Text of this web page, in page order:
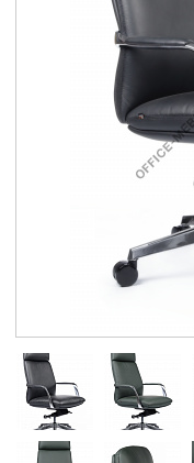
Заказать обратный звонок